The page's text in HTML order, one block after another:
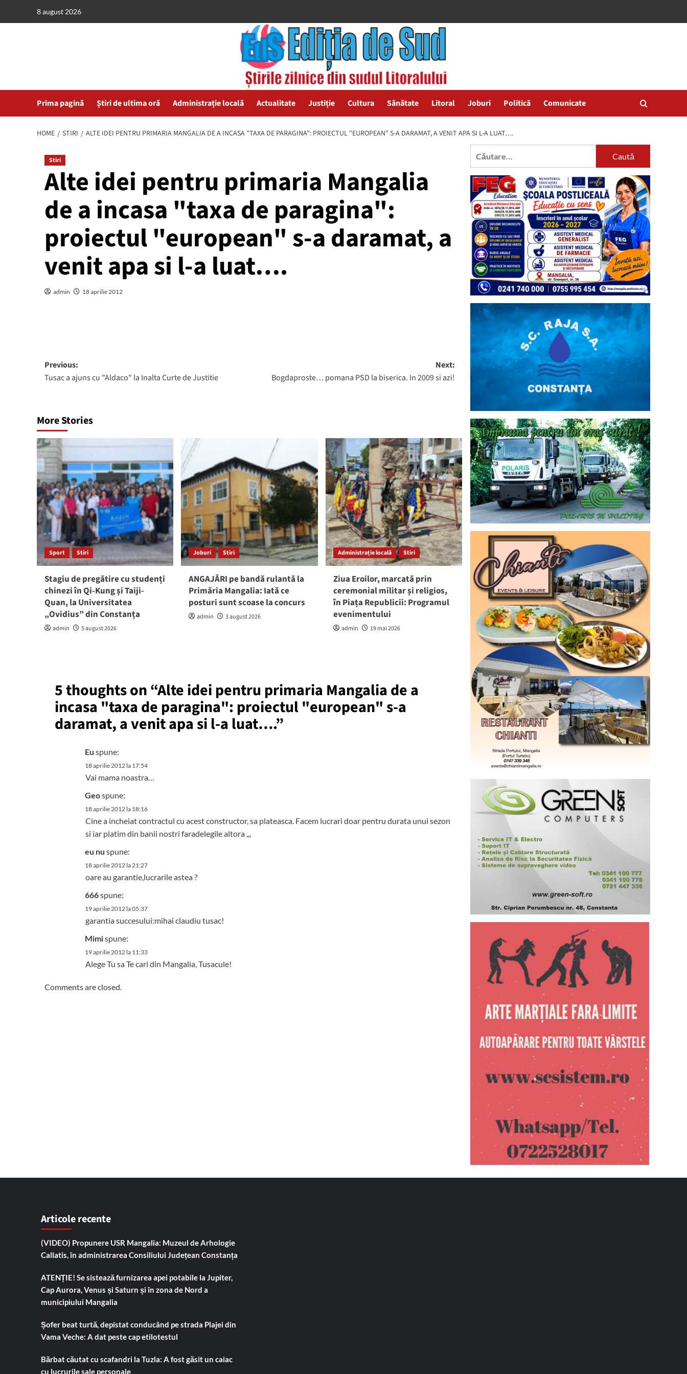
8 august 2026
Prima pagină Știri de ultima oră Administrație locală Actualitate Justiție Cultura Sănătate Litoral Joburi Politică Comunicate
HOME STIRI ALTE IDEI PENTRU PRIMARIA MANGALIA DE A INCASA "TAXA DE PARAGINA": PROIECTUL "EUROPEAN" S-A DARAMAT, A VENIT APA SI L-A LUAT….
Stiri
Alte idei pentru primaria Mangalia
de a incasa "taxa de paragina":
proiectul "european" s-a daramat, a
venit apa si l-a luat….
admin 18 aprilie 2012
Post
navigation
Previous:
Tusac a ajuns cu "Aldaco" la Inalta Curte de Justitie
Next:
Bogdaproste… pomana PSD la biserica. In 2009 si azi!
More Stories
Sport Stiri
Stagiu de pregătire cu studenți
chinezi în Qi-Kung și Taiji-
Quan, la Universitatea
„Ovidius” din Constanța
admin 5 august 2026
Joburi Stiri
ANGAJĂRI pe bandă rulantă la
Primăria Mangalia: Iată ce
posturi sunt scoase la concurs
admin 3 august 2026
Administrație locală Stiri
Ziua Eroilor, marcată prin
ceremonial militar și religios,
în Piața Republicii: Programul
evenimentului
admin 19 mai 2026
5 thoughts on “Alte idei pentru primaria Mangalia de a
incasa "taxa de paragina": proiectul "european" s-a
daramat, a venit apa si l-a luat….”
Eu spune:
18 aprilie 2012 la 17:54
Vai mama noastra…
Geospune:
18 aprilie 2012 la 18:16
Cine a incheiat contractul cu acest constructor, sa plateasca. Facem lucrari doar pentru durata unui sezon
si iar platim din banii nostri faradelegile altora ,,,
eu nu spune:
18 aprilie 2012 la 21:27
oare au garantie,lucrarile astea ?
666spune:
19 aprilie 2012 la 05:37
garantia succesului:mihai claudiu tusac!
Mimispune:
19 aprilie 2012 la 11:33
Alege Tu sa Te cari din Mangalia, Tusacule!
Comments are closed.
Caută
Articole recente
(VIDEO) Propunere USR Mangalia: Muzeul de Arhologie
Callatis, în administrarea Consiliului Județean Constanța
ATENȚIE! Se sistează furnizarea apei potabile la Jupiter,
Cap Aurora, Venus și Saturn și în zona de Nord a
municipiului Mangalia
Șofer beat turtă, depistat conducând pe strada Plajei din
Vama Veche: A dat peste cap etilotestul
Bărbat căutat cu scafandri la Tuzla: A fost găsit un caiac
cu lucrurile sale personale